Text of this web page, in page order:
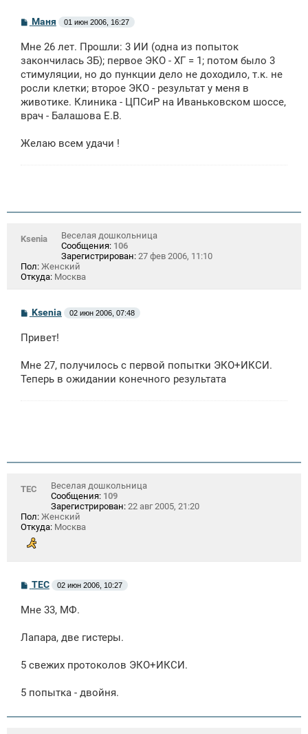
С
о
б
щ
н
и
Маня 01 июн 2006, 16:27
Мне 26 лет. Прошли: 3 ИИ (одна из попыток
закончилась ЗБ); первое ЭКО - ХГ = 1; потом было 3
стимуляции, но до пункции дело не доходило, т.к. не
росли клетки; второе ЭКО - результат у меня в
животике. Клиника - ЦПСиР на Иваньковском шоссе,
врач - Балашова Е.В.
Желаю всем удачи !
Ksenia
Веселая дошкольница
Сообщения: 106
Зарегистрирован: 27 фев 2006, 11:10
Пол: Женский
Откуда: Москва
С
б
е
н
и
Ksenia 02 июн 2006, 07:48
Привет!
Мне 27, получилось с первой попытки ЭКО+ИКСИ.
Теперь в ожидании конечного результата
ТЕС
Веселая дошкольница
Сообщения: 109
Зарегистрирован: 22 авг 2005, 21:20
Пол: Женский
Откуда: Москва
С
б
н
ТЕС 02 июн 2006, 10:27
Мне 33, МФ.
Лапара, две гистеры.
5 свежих протоколов ЭКО+ИКСИ.
5 попытка - двойня.